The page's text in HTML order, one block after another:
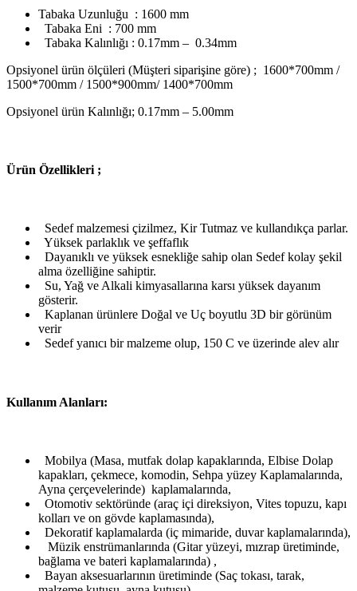
Tabaka Uzunluğu : 1600 mm
Tabaka Eni : 700 mm
Tabaka Kalınlığı : 0.17mm – 0.34mm
Opsiyonel ürün ölçüleri (Müşteri siparişine göre) ; 1600*700mm /
1500*700mm / 1500*900mm/ 1400*700mm
Opsiyonel ürün Kalınlığı; 0.17mm – 5.00mm
Ürün Özellikleri ;
Sedef malzemesi çizilmez, Kir Tutmaz ve kullandıkça parlar.
Yüksek parlaklık ve şeffaflık
Dayanıklı ve yüksek esnekliğe sahip olan Sedef kolay şekil
alma özelliğine sahiptir.
Su, Yağ ve Alkali kimyasallarına karsı yüksek dayanım
gösterir.
Kaplanan ürünlere Doğal ve Uç boyutlu 3D bir görünüm
verir
Sedef yanıcı bir malzeme olup, 150 C ve üzerinde alev alır
Kullanım Alanları:
Mobilya (Masa, mutfak dolap kapaklarında, Elbise Dolap
kapakları, çekmece, komodin, Sehpa yüzey Kaplamalarında,
Ayna çerçevelerinde) kaplamalarında,
Otomotiv sektöründe (araç içi direksiyon, Vites topuzu, kapı
kolları ve on gövde kaplamasında),
Dekoratif kaplamalarda (iç mimaride, duvar kaplamalarında),
Müzik enstrümanlarında (Gitar yüzeyi, mızrap üretiminde,
bağlama ve bateri kaplamalarında) ,
Bayan aksesuarlarının üretiminde (Saç tokası, tarak,